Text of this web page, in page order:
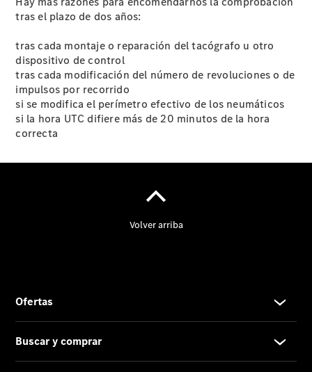
Sobre
nosotros
El
Actualidad
tras el plazo de dos años:
tras cada montaje o reparación del tacógrafo u otro
dispositivo de control
tras cada modificación del número de revoluciones o de
impulsos por recorrido
si se modifica el perímetro efectivo de los neumáticos
si la hora UTC difiere más de 20 minutos de la hora
correcta